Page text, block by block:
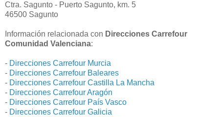
Ctra. Sagunto - Puerto Sagunto, km. 5
46500 Sagunto
Información relacionada con Direcciones Carrefour
Comunidad Valenciana:
- Direcciones Carrefour Murcia
- Direcciones Carrefour Baleares
- Direcciones Carrefour Castilla La Mancha
- Direcciones Carrefour Aragón
- Direcciones Carrefour País Vasco
- Direcciones Carrefour Galicia